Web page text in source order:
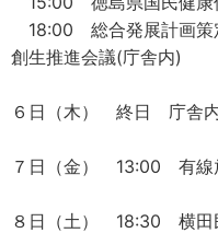
18:00 総合発展計画策
創生推進会議(庁舎内)
６日（木） 終日 庁舎
７日（金） 13:00 有線
８日（土） 18:30 横田